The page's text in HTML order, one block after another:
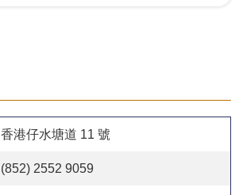
香港仔水塘道 11 號
(852) 2552 9059